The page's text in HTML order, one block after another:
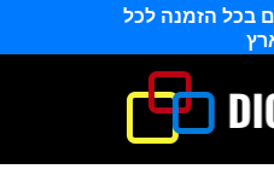
בכל הזמנה לכל